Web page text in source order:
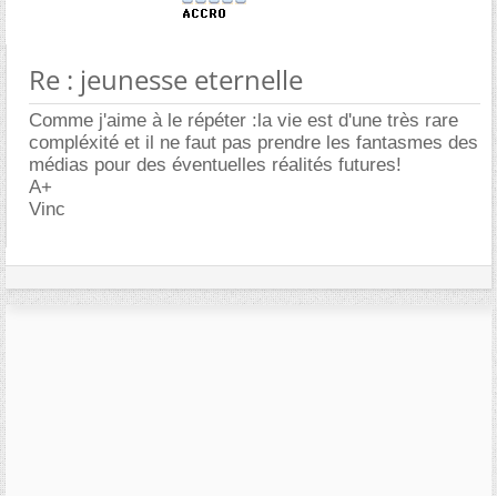
Re : jeunesse eternelle
Comme j'aime à le répéter :la vie est d'une très rare
compléxité et il ne faut pas prendre les fantasmes des
médias pour des éventuelles réalités futures!
A+
Vinc